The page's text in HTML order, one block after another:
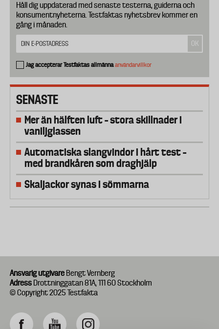
Håll dig uppdaterad med senaste testerna, guiderna och
konsumentnyheterna. Testfaktas nyhetsbrev kommer en
gång i månaden.
Jag accepterar Testfaktas allmännaanvändarvillkor
SENASTE
Mer än hälften luft – stora skillnader i
vaniljglassen
Automatiska slangvindor i hårt test –
med brandkåren som draghjälp
Skaljackor synas i sömmarna
Ansvarig utgivare Bengt Vernberg
Adress Drottninggatan 81A, 111 60 Stockholm
© Copyright 2025 Testfakta